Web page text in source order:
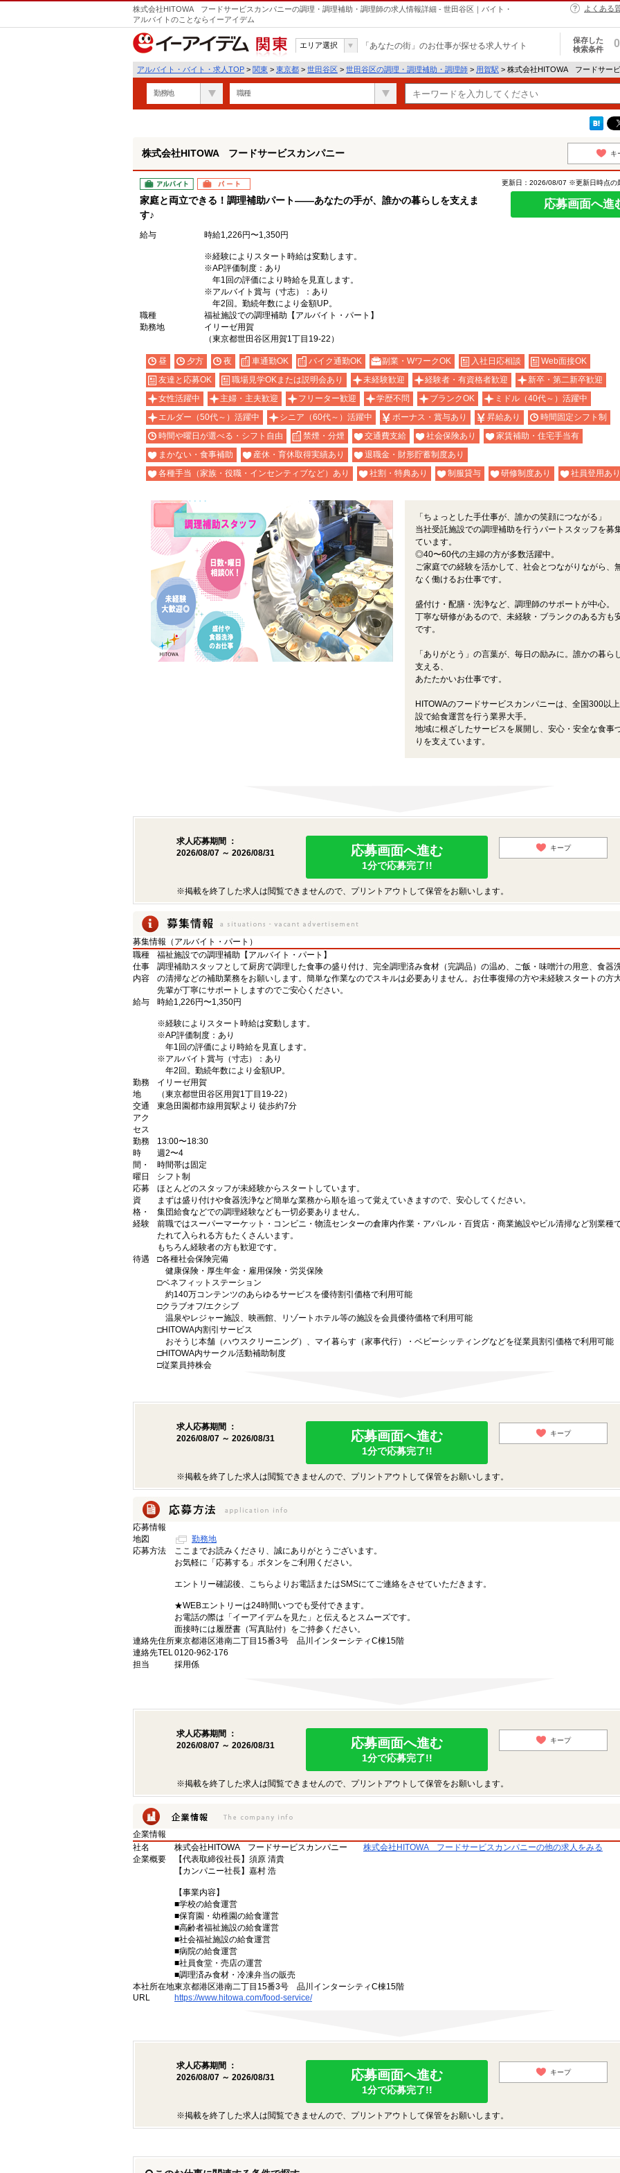
株式会社HITOWA フードサービスカンパニーの調理・調理補助・調理師の求人情報詳細 - 世田谷区｜バイト・
アルバイトのことならイーアイデム
よくある
関東
エリア選択 「あなたの街」のお仕事が探せる求人サイト
保存した
検索条件
0
アルバイト・バイト・求人TOP > 関東 > 東京都 > 世田谷区 > 世田谷区の調理・調理補助・調理師 > 用賀駅 > 株式会社HITOWA フードサー
勤務地 職種
株式会社HITOWA フードサービスカンパニー キ
アルバイト パート
家庭と両立できる！調理補助パート――あなたの手が、誰かの暮らしを支えま
す♪
更新日：2026/08/07 ※更新日時点の
応募画面へ進
給与 時給1,226円〜1,350円
※経験によりスタート時給は変動します。
※AP評価制度：あり
年1回の評価により時給を見直します。
※アルバイト賞与（寸志）：あり
年2回。勤続年数により金額UP。
職種
福祉施設での調理補助【アルバイト・パート】
勤務地
イリーゼ用賀
（東京都世田谷区用賀1丁目19-22）
昼 夕方 夜 車通勤OK バイク通勤OK 副業・WワークOK 入社日応相談
Web面接OK
友達と応募OK
職場見学OKまたは説明会あり 未経験歓迎 経験者・有資格者歓迎
新卒・第二新卒歓迎
女性活躍中
主婦・主夫歓迎 フリーター歓迎 学歴不問 ブランクOK
ミドル（40代～）活躍中
エルダー（50代～）活躍中
シニア（60代～）活躍中 ボーナス・賞与あり 昇給あり
時間固定シフト制
時間や曜日が選べる・シフト自由
禁煙・分煙 交通費支給 社会保険あり
家賃補助・住宅手当有
まかない・食事補助
産休・育休取得実績あり
退職金・財形貯蓄制度あり
各種手当（家族・役職・インセンティブなど）あり
社割・特典あり 制服貸与 研修制度あり 社員登用あり
「ちょっとした手仕事が、誰かの笑顔につながる」
当社受託施設での調理補助を行うパートスタッフを募
ています。
◎40〜60代の主婦の方が多数活躍中。
ご家庭での経験を活かして、社会とつながりながら、
なく働けるお仕事です。
盛付け・配膳・洗浄など、調理師のサポートが中心。
丁寧な研修があるので、未経験・ブランクのある方も
です。
「ありがとう」の言葉が、毎日の励みに。誰かの暮ら
支える、
あたたかいお仕事です。
HITOWAのフードサービスカンパニーは、全国300以
設で給食運営を行う業界大手。
地域に根ざしたサービスを展開し、安心・安全な食事
りを支えています。
求人応募期間 ：
2026/08/07 ～ 2026/08/31
応募画面へ進む
1分で応募完了!!
キープ
※掲載を終了した求人は閲覧できませんので、プリントアウトして保管をお願いします。
募集情報（アルバイト・パート）
職種
福祉施設での調理補助【アルバイト・パート】
仕事
内容
調理補助スタッフとして厨房で調理した食事の盛り付け、完全調理済み食材（完調品）の温め、ご飯・味噌汁の用意、食器
の清掃などの補助業務をお願いします。簡単な作業なのでスキルは必要ありません。お仕事復帰の方や未経験スタートの方
先輩が丁寧にサポートしますのでご安心ください。
給与
時給1,226円〜1,350円
※経験によりスタート時給は変動します。
※AP評価制度：あり
年1回の評価により時給を見直します。
※アルバイト賞与（寸志）：あり
年2回。勤続年数により金額UP。
勤務
地
イリーゼ用賀
（東京都世田谷区用賀1丁目19-22）
交通
アク
セス
東急田園都市線用賀駅より 徒歩約7分
勤務
時
間・
曜日
13:00〜18:30
週2〜4
時間帯は固定
シフト制
応募
資
格・
経験
ほとんどのスタッフが未経験からスタートしています。
まずは盛り付けや食器洗浄など簡単な業務から順を追って覚えていきますので、安心してください。
集団給食などでの調理経験なども一切必要ありません。
前職ではスーパーマーケット・コンビニ・物流センターの倉庫内作業・アパレル・百貨店・商業施設やビル清掃など別業種
たれて入られる方もたくさんいます。
もちろん経験者の方も歓迎です。
待遇
□各種社会保険完備
健康保険・厚生年金・雇用保険・労災保険
□ベネフィットステーション
約140万コンテンツのあらゆるサービスを優待割引価格で利用可能
□クラブオフ/エクシブ
温泉やレジャー施設、映画館、リゾートホテル等の施設を会員優待価格で利用可能
□HITOWA内割引サービス
おそうじ本舗（ハウスクリーニング）、マイ暮らす（家事代行）・ベビーシッティングなどを従業員割引価格で利用可能
□HITOWA内サークル活動補助制度
□従業員持株会
求人応募期間 ：
2026/08/07 ～ 2026/08/31
応募画面へ進む
1分で応募完了!!
キープ
※掲載を終了した求人は閲覧できませんので、プリントアウトして保管をお願いします。
応募情報
地図
勤務地
応募方法
ここまでお読みくださり、誠にありがとうございます。
お気軽に「応募する」ボタンをご利用ください。
エントリー確認後、こちらよりお電話またはSMSにてご連絡をさせていただきます。
★WEBエントリーは24時間いつでも受付できます。
お電話の際は「イーアイデムを見た」と伝えるとスムーズです。
面接時には履歴書（写真貼付）をご持参ください。
連絡先住所東京都港区港南二丁目15番3号 品川インターシティC棟15階
連絡先TEL0120-962-176
担当
採用係
求人応募期間 ：
2026/08/07 ～ 2026/08/31
応募画面へ進む
1分で応募完了!!
キープ
※掲載を終了した求人は閲覧できませんので、プリントアウトして保管をお願いします。
企業情報
社名
株式会社HITOWA フードサービスカンパニー
株式会社HITOWA フードサービスカンパニーの他の求人をみる
企業概要
【代表取締役社長】須原 清貴
【カンパニー社長】嘉村 浩
【事業内容】
■学校の給食運営
■保育園・幼稚園の給食運営
■高齢者福祉施設の給食運営
■社会福祉施設の給食運営
■病院の給食運営
■社員食堂・売店の運営
■調理済み食材・冷凍弁当の販売
本社所在地東京都港区港南二丁目15番3号 品川インターシティC棟15階
URL
https://www.hitowa.com/food-service/
求人応募期間 ：
2026/08/07 ～ 2026/08/31
応募画面へ進む
1分で応募完了!!
キープ
※掲載を終了した求人は閲覧できませんので、プリントアウトして保管をお願いします。